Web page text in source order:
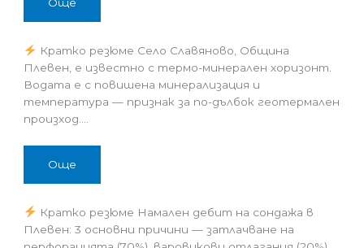
Кратко резюме Село Славяново, Община
Плевен, е известно с термо-минерален хоризонт.
Водата е с повишена минерализация и
температура — признак за по-дълбок геотермален
произход.…
Още
Кратко резюме Намален дебит на сондажа в
Плевен: 3 основни причини — затлачване на